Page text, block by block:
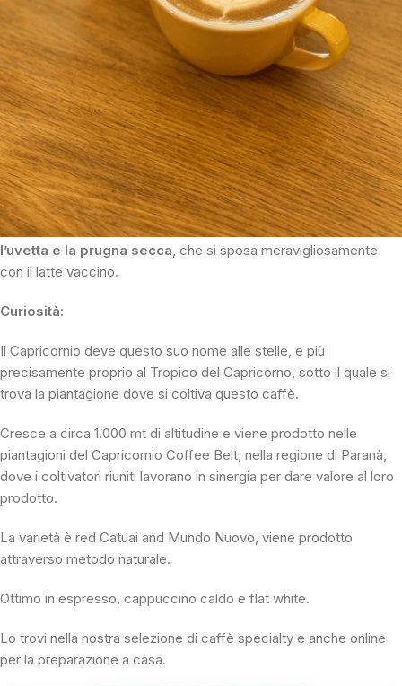
Dopo averlo tostato e provato in espresso, siamo rimasti stupiti
dall’ottima resa in estrazione per espresso e ancora di più
quando siamo andati a lavorarlo insieme al latte per creare un
cappuccino. Il sapore del latte unito ai suoi aromi di noce e
nocciola sprigiona una dolcezza e una consistenza cremosa che
al palato risulta una vera propria coccola, perfetto per cominciare
la giornata.
Noi lo definiamo un caffè morbido, con spiccate note di
cioccolato al latte e noci varie. La sua dolcezza ricorda
l’uvetta e la prugna secca, che si sposa meravigliosamente
con il latte vaccino.
Curiosità:
Il Capricornio deve questo suo nome alle stelle, e più
precisamente proprio al Tropico del Capricorno, sotto il quale si
trova la piantagione dove si coltiva questo caffè.
Cresce a circa 1.000 mt di altitudine e viene prodotto nelle
piantagioni del Capricornio Coffee Belt, nella regione di Paranà,
dove i coltivatori riuniti lavorano in sinergia per dare valore al loro
prodotto.
La varietà è red Catuai and Mundo Nuovo, viene prodotto
attraverso metodo naturale.
Ottimo in espresso, cappuccino caldo e flat white.
Lo trovi nella nostra selezione di caffè specialty e anche online
per la preparazione a casa.